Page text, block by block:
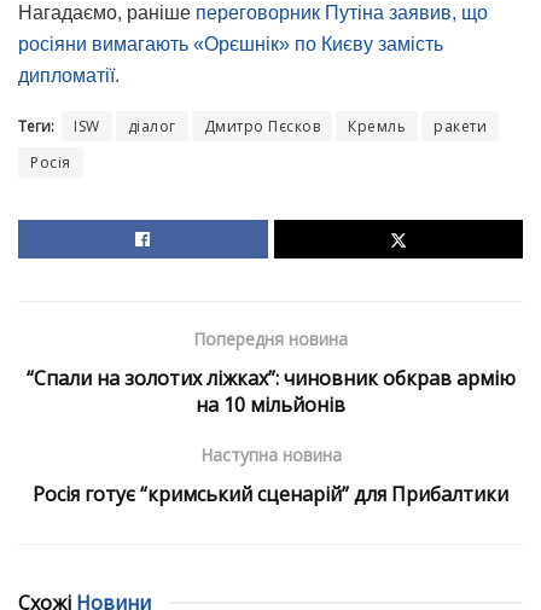
Нагадаємо, раніше переговорник Путіна заявив, що
росіяни вимагають «Орєшнік» по Києву замість
дипломатії.
Теги: ISW діалог Дмитро Пєсков Кремль
ракети
Росія
Попередня новина
“Спали на золотих ліжках”: чиновник обкрав армію
на 10 мільйонів
Наступна новина
Росія готує “кримський сценарій” для Прибалтики
Схожі Новини